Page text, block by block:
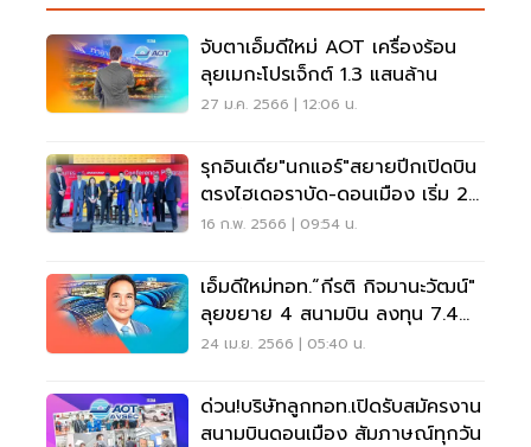
จับตาเอ็มดีใหม่ AOT เครื่องร้อน
ลุยเมกะโปรเจ็กต์ 1.3 แสนล้าน
27 ม.ค. 2566 | 12:06 น.
รุกอินเดีย"นกแอร์"สยายปีกเปิดบิน
ตรงไฮเดอราบัด-ดอนเมือง เริ่ม 21
ก.พ.นี้
16 ก.พ. 2566 | 09:54 น.
เอ็มดีใหม่ทอท.“กีรติ กิจมานะวัฒน์"
ลุยขยาย 4 สนามบิน ลงทุน 7.4
หมื่นล้าน
24 เม.ย. 2566 | 05:40 น.
ด่วน!บริษัทลูกทอท.เปิดรับสมัครงาน
สนามบินดอนเมือง สัมภาษณ์ทุกวัน